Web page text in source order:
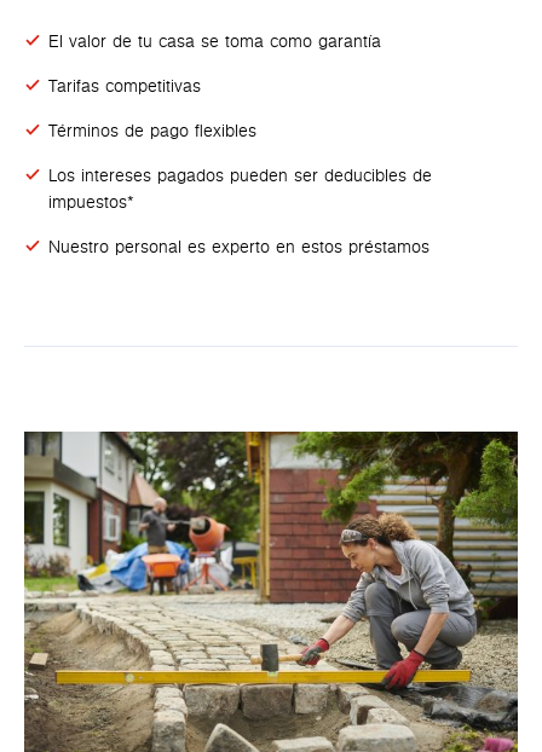
El valor de tu casa se toma como garantía
Tarifas competitivas
Términos de pago flexibles
Los intereses pagados pueden ser deducibles de
impuestos*
Nuestro personal es experto en estos préstamos